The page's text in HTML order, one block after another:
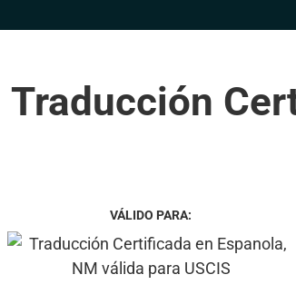
Traducción
VÁLIDO PARA: